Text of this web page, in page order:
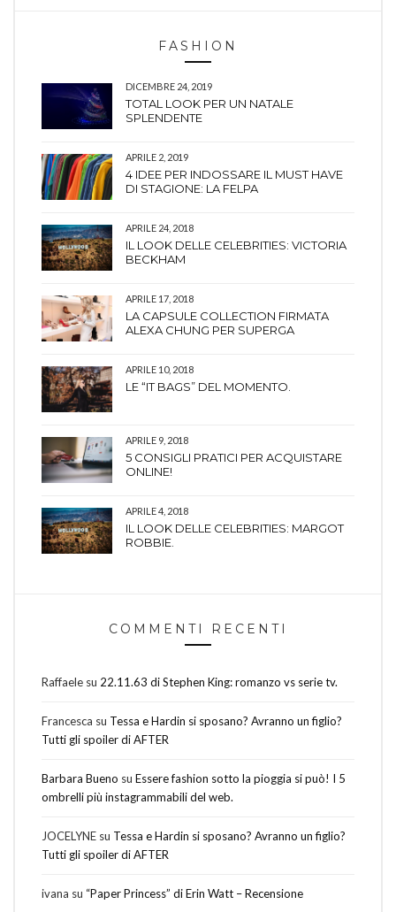
FASHION
DICEMBRE 24, 2019
TOTAL LOOK PER UN NATALE
SPLENDENTE
APRILE 2, 2019
4 IDEE PER INDOSSARE IL MUST HAVE
DI STAGIONE: LA FELPA
APRILE 24, 2018
IL LOOK DELLE CELEBRITIES: VICTORIA
BECKHAM
APRILE 17, 2018
LA CAPSULE COLLECTION FIRMATA
ALEXA CHUNG PER SUPERGA
APRILE 10, 2018
LE “IT BAGS” DEL MOMENTO.
APRILE 9, 2018
5 CONSIGLI PRATICI PER ACQUISTARE
ONLINE!
APRILE 4, 2018
IL LOOK DELLE CELEBRITIES: MARGOT
ROBBIE.
COMMENTI RECENTI
Raffaele su 22.11.63 di Stephen King: romanzo vs serie tv.
Francesca su Tessa e Hardin si sposano? Avranno un figlio?
Tutti gli spoiler di AFTER
Barbara Bueno su Essere fashion sotto la pioggia si può! I 5
ombrelli più instagrammabili del web.
JOCELYNE su Tessa e Hardin si sposano? Avranno un figlio?
Tutti gli spoiler di AFTER
ivana su “Paper Princess” di Erin Watt – Recensione